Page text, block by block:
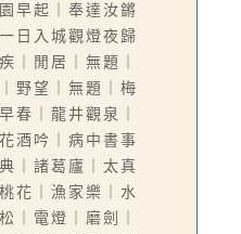
早起｜奉達汝鏘
日入城觀燈夜歸
｜閒居｜無題｜
野望｜無題｜梅
春｜龍井觀泉｜
酒吟｜病中書事
｜諸葛廬｜太真
花｜漁家樂｜水
｜電燈｜磨劍｜